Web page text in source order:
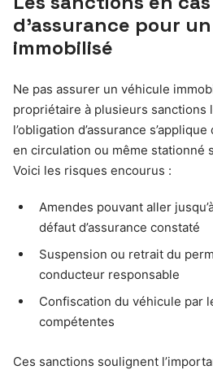
d’assurance pour
immobilisé
Ne pas assurer un véhicule
propriétaire à plusieurs sanctions
l’obligation d’assurance
en circulation ou même stationné
Voici les risques encourus :
Amendes pouvant aller
défaut d’assurance constaté
Suspension ou retrait du
conducteur responsable
Confiscation du véhicule par
compétentes
Ces sanctions soulignent